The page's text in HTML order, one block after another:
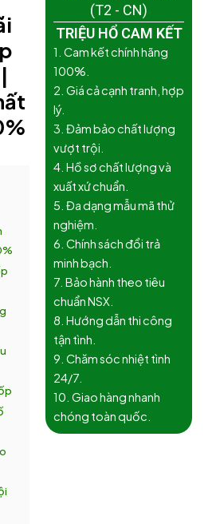
(T2 - CN)
TRIỆU HỔ CAM KẾT
1. Cam kết chính hãng
100%.
2. Giá cả cạnh tranh, hợp
lý.
3. Đảm bảo chất lượng
vượt trội.
4. Hồ sơ chất lượng và
xuất xứ chuẩn.
5. Đa dạng mẫu mã thử
nghiệm.
6. Chính sách đổi trả
minh bạch.
7. Bảo hành theo tiêu
chuẩn NSX.
8. Hướng dẫn thi công
tận tình.
9. Chăm sóc nhiệt tình
24/7.
10. Giao hàng nhanh
chóng toàn quốc.